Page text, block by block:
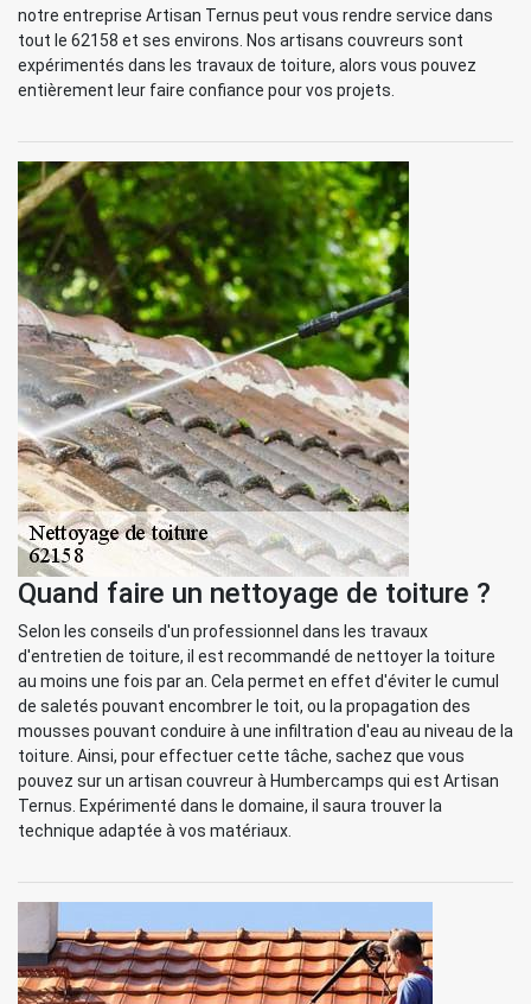
notre entreprise Artisan Ternus peut vous rendre service dans
tout le 62158 et ses environs. Nos artisans couvreurs sont
expérimentés dans les travaux de toiture, alors vous pouvez
entièrement leur faire confiance pour vos projets.
Quand faire un nettoyage de toiture ?
Selon les conseils d'un professionnel dans les travaux
d'entretien de toiture, il est recommandé de nettoyer la toiture
au moins une fois par an. Cela permet en effet d'éviter le cumul
de saletés pouvant encombrer le toit, ou la propagation des
mousses pouvant conduire à une infiltration d'eau au niveau de la
toiture. Ainsi, pour effectuer cette tâche, sachez que vous
pouvez sur un artisan couvreur à Humbercamps qui est Artisan
Ternus. Expérimenté dans le domaine, il saura trouver la
technique adaptée à vos matériaux.